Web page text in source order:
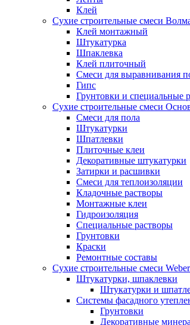
Клей
Сухие строительные смеси
Клей монтажный
Штукатурка
Шпаклевка
Клей плиточный
Смеси для выравнивания
Гипс
Грунтовки и специальные
Сухие строительные смеси
Смеси для пола
Штукатурки
Шпатлевки
Плиточные клеи
Декоративные штукатурки
Затирки и расшивки
Смеси для теплоизоляции
Кладочные растворы
Монтажные клеи
Гидроизоляция
Специальные растворы
Грунтовки
Краски
Ремонтные составы
Сухие строительные смеси
Штукатурки, шпаклевки
Штукатурки и
Системы фасадного
Грунтовки
Декоративные